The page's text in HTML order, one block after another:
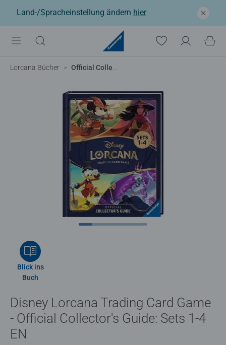
Land-/Spracheinstellung ändern hier
Lorcana Bücher Official Collector's Guide - Sets 1-4 (EN)
Blick ins
Buch
Disney Lorcana Trading Card Game
- Official Collector's Guide: Sets 1-4
EN